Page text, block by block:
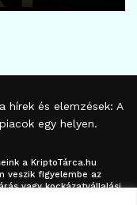
hírek és elemzések: A
egy helyen.
a KriptoTárca.hu
veszik figyelembe az
vagy kockázatvállalási